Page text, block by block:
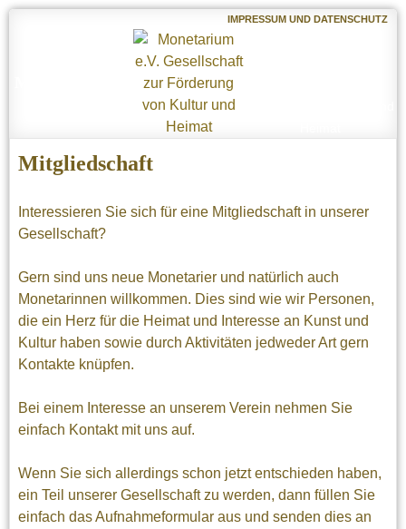
IMPRESSUM UND DATENSCHUTZ
Mitgliedschaft
Interessieren Sie sich für eine Mitgliedschaft in unserer
Gesellschaft?
Gern sind uns neue Monetarier und natürlich auch
Monetarinnen willkommen. Dies sind wie wir Personen,
die ein Herz für die Heimat und Interesse an Kunst und
Kultur haben sowie durch Aktivitäten jedweder Art gern
Kontakte knüpfen.
Bei einem Interesse an unserem Verein nehmen Sie
einfach Kontakt mit uns auf.
Wenn Sie sich allerdings schon jetzt entschieden haben,
ein Teil unserer Gesellschaft zu werden, dann füllen Sie
einfach das Aufnahmeformular aus und senden dies an